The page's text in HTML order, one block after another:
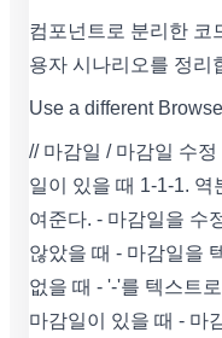
컴포넌트로 분리한 코
용자 시나리오를 정리
Use a different
// 마감일 / 마감일 수
일이 있을 때 1-1-1. 역
여준다. - 마감일을 수
않았을 때 - 마감일을
없을 때 - '-'를 텍스트
마감일이 있을 때 - 마